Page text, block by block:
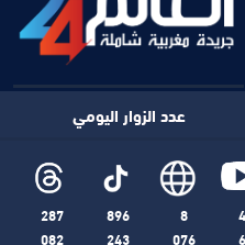
عدد الزوار اليومي
8
076
896
243
287
082